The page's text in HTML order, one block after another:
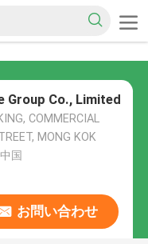
Group Co., Limited
COMMERCIAL
MONG KOK
国
お問い合わせ